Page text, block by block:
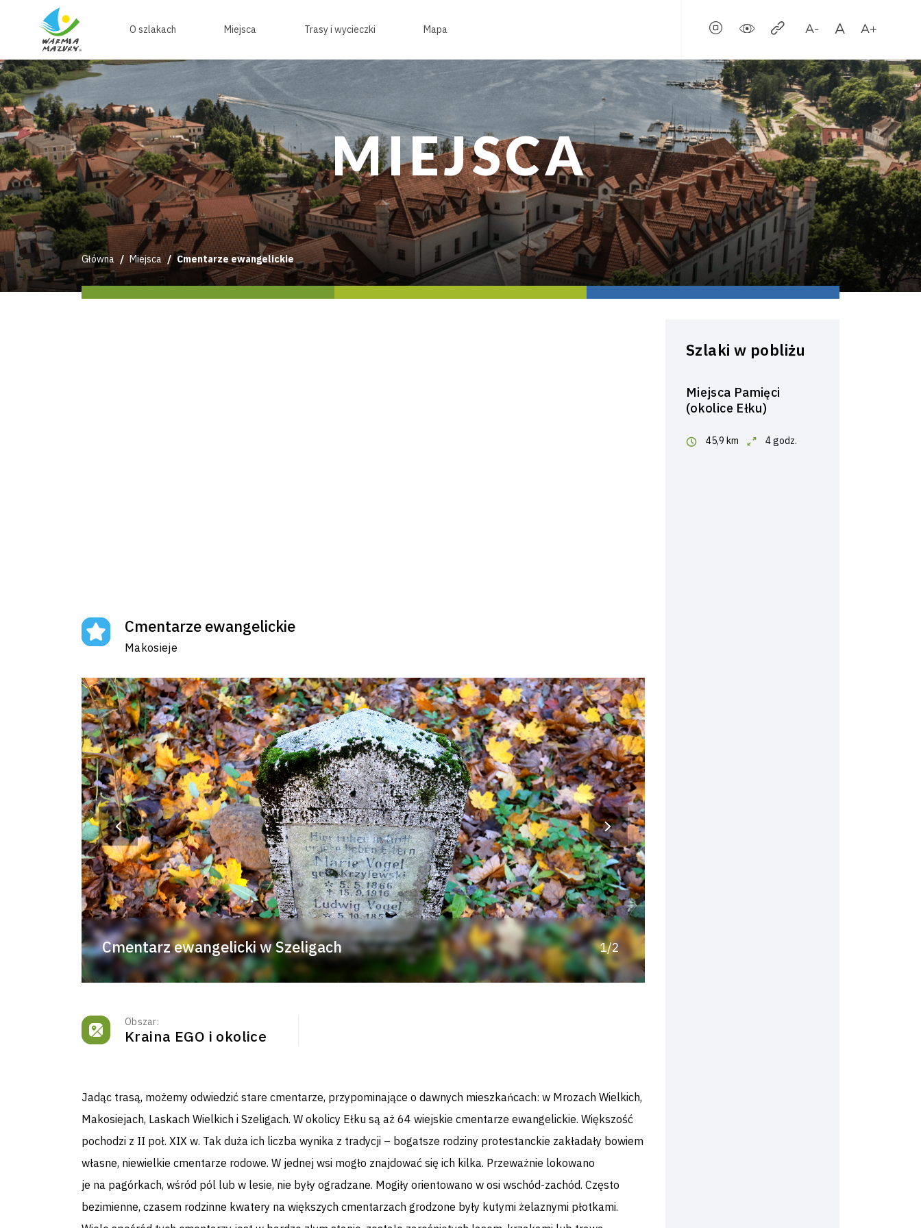
O szlakach Miejsca Trasy i wycieczki Mapa
MIEJSCA
Główna Miejsca Cmentarze ewangelickie
Cmentarze ewangelickie
Makosieje
Cmentarz ewangelicki w Szeligach 1/2
Obszar:
Kraina EGO i okolice
Jadąc trasą, możemy odwiedzić stare cmentarze, przypominające o dawnych mieszkańcach: w Mrozach Wielkich,
Makosiejach, Laskach Wielkich i Szeligach. W okolicy Ełku są aż 64 wiejskie cmentarze ewangelickie. Większość
pochodzi z II poł. XIX w. Tak duża ich liczba wynika z tradycji – bogatsze rodziny protestanckie zakładały bowiem
własne, niewielkie cmentarze rodowe. W jednej wsi mogło znajdować się ich kilka. Przeważnie lokowano
je na pagórkach, wśród pól lub w lesie, nie były ogradzane. Mogiły orientowano w osi wschód-zachód. Często
bezimienne, czasem rodzinne kwatery na większych cmentarzach grodzone były kutymi żelaznymi płotkami.
Szlaki w pobliżu
Miejsca Pamięci
(okolice Ełku)
45,9 km 4 godz.